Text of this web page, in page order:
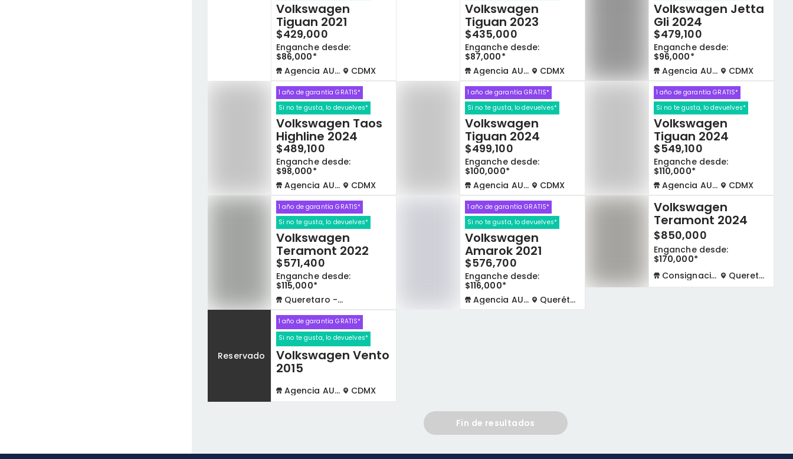
Volkswagen
Tiguan 2021
$429,000
Enganche desde:
$86,000*
Agencia AUTOCOM
CDMX
Volkswagen
Tiguan 2023
$435,000
Enganche desde:
$87,000*
Agencia AUTOCOM
CDMX
Volkswagen Jetta
Gli 2024
$479,100
Enganche desde:
$96,000*
Agencia AUTOCOM
CDMX
1 año de garantía GRATIS*
Si no te gusta, lo devuelves*
Volkswagen Taos
Highline 2024
$489,100
Enganche desde:
$98,000*
Agencia AUTOCOM
CDMX
1 año de garantía GRATIS*
Si no te gusta, lo devuelves*
Volkswagen
Tiguan 2024
$499,100
Enganche desde:
$100,000*
Agencia AUTOCOM
CDMX
1 año de garantía GRATIS*
Si no te gusta, lo devuelves*
Volkswagen
Tiguan 2024
$549,100
Enganche desde:
$110,000*
Agencia AUTOCOM
CDMX
1 año de garantía GRATIS*
Si no te gusta, lo devuelves*
Volkswagen
Teramont 2022
$571,400
Enganche desde:
$115,000*
Queretaro - La Capilla
1 año de garantía GRATIS*
Si no te gusta, lo devuelves*
Volkswagen
Amarok 2021
$576,700
Enganche desde:
$116,000*
Agencia AUTOCOM
Querétaro
Volkswagen
Teramont 2024
$850,000
Enganche desde:
$170,000*
Consignación virtual
Queretaro
Reservado
1 año de garantía GRATIS*
Si no te gusta, lo devuelves*
Volkswagen Vento
2015
Agencia AUTOCOM CDMX
Fin de resultados